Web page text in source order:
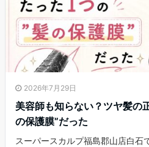
2026年7月29日
美容師も知らない？ツヤ髪の
の保護膜”だった
スーパースカルプ福島郡山店白石